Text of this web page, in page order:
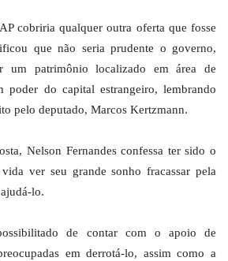
cobriria qualquer outra oferta que fosse
que não seria prudente o governo,
um patrimônio localizado em área de
poder do capital estrangeiro, lembrando
pelo deputado, Marcos Kertzmann.
Nelson Fernandes confessa ter sido o
ver seu grande sonho fracassar pela
lo.
de contar com o apoio de
em derrotá-lo, assim como a